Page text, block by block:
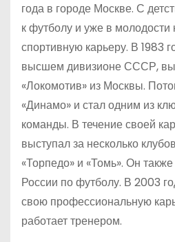
года в городе Москве. С
к футболу и уже в
спортивную карьеру. В 1983
высшем дивизионе СССР,
«Локомотив» из Москвы.
«Динамо» и стал одним из
команды. В течение своей
выступал за несколько
«Торпедо» и «Томь». Он
России по футболу. В 2003
свою профессиональную
работает тренером.